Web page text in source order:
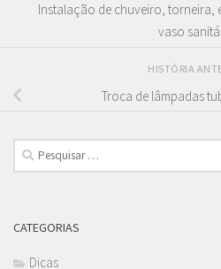
Instalação de chuveiro, torneira,
vaso
HISTÓRIA
Troca de lâmpadas
Pesquisar
por:
CATEGORIAS
Dicas